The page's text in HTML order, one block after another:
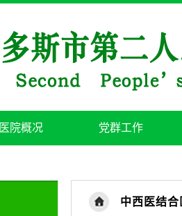
医院概况 党群工作
中西医结合